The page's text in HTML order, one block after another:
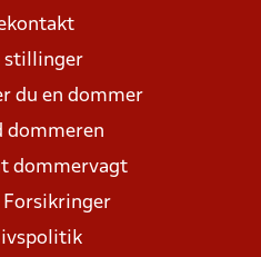
stillinger
du en dommer
dommeren
dommervagt